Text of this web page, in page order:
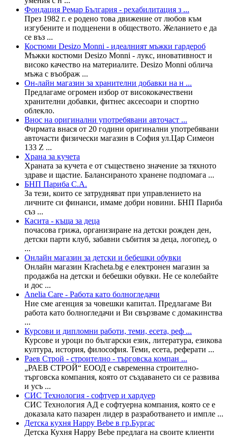
Фондация Ремар България - рехабилитация з ...
През 1982 г. е родено това движение от любов към
изгубените и подценени в обществото. Желанието е да
се въз ...
Костюми Desizo Monni - идеалният мъжки гардероб
Мъжки костюми Desizo Monni - лукс, иновативност и
високо качество на материалите. Desizo Monni облича
мъжа с въображ ...
Он-лайн магазин за хранителни добавки на н ...
Предлагаме огромен избор от висококачествени
хранителни добавки, фитнес аксесоари и спортно
облекло.
Внос на оригинални употребявани авточаст ...
Фирмата внася от 20 години оригинални употребявани
авточасти физически магазин в София ул.Цар Симеон
133 Z ...
Храна за кучета
Храната за кучета е от съществено значение за тяхното
здраве и щастие. Балансираното хранене подпомага ...
БНП Париба С.А.
За тези, които се затрудняват при управлението на
личните си финанси, имаме добри новини. БНП Париба
съз ...
Касита - къща за деца
почасова грижа, организиране на детски рожден ден,
детски парти клуб, забавни събития за деца, логопед, о
...
Онлайн магазин за детски и бебешки обувки
Онлайн магазин Kracheta.bg е електронен магазин за
продажба на детски и бебешки обувки. Не се колебайте
и дос ...
Anelia Care - Работа като болногледачи
Ние сме агенция за човешки капитал. Предлагаме Ви
работа като болногледачи и Ви свързваме с домакинства
...
Курсови и дипломни работи, теми, есета, реф ...
Курсове и уроци по български език, литература, езикова
култура, история, философия. Теми, есета, реферати ...
Раев Строй - строително - търговска компан ...
„РАЕВ СТРОЙ“ ЕООД е съвременна строително-
търговска компания, която от създаването си се рaзвива
и усъ ...
СИС Технология - софтуер и хардуер
СИС Технология АД е софтуерна компания, която се е
доказала като пазарен лидер в разработването и импле ...
Детска кухня Happy Bebe в гр.Бургас
Детска Кухня Happy Bebe предлага на своите клиенти